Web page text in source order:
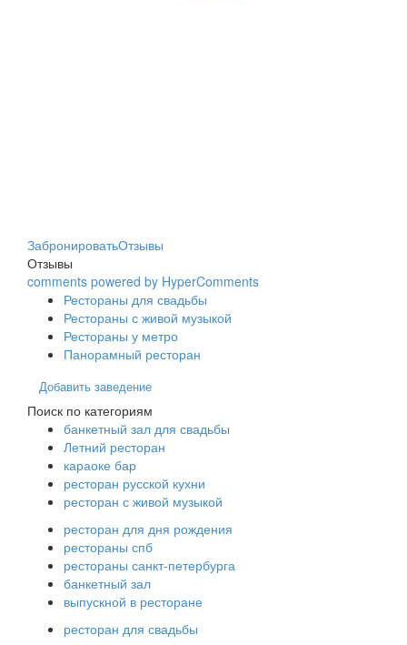
ЗабронироватьОтзывы
Отзывы
comments powered by HyperComments
Рестораны для свадьбы
Рестораны с живой музыкой
Рестораны у метро
Панорамный ресторан
Добавить заведение
Поиск по категориям
банкетный зал для свадьбы
Летний ресторан
караоке бар
ресторан русской кухни
ресторан с живой музыкой
ресторан для дня рождения
рестораны спб
рестораны санкт-петербурга
банкетный зал
выпускной в ресторане
ресторан для свадьбы